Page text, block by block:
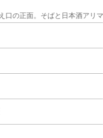
口の正面。そばと日本酒アリ